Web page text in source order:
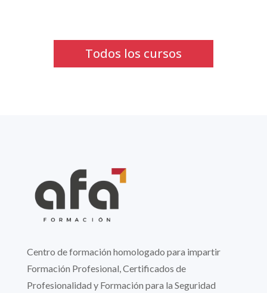
Todos los cursos
Centro de formación homologado para impartir
Formación Profesional, Certificados de
Profesionalidad y Formación para la Seguridad